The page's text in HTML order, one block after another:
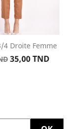
4 Droite Femme
Prix
35,00 TND